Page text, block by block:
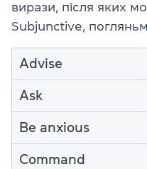
вирази, після яких
Subjunctive,
Advise
Ask
Be anxious
Command